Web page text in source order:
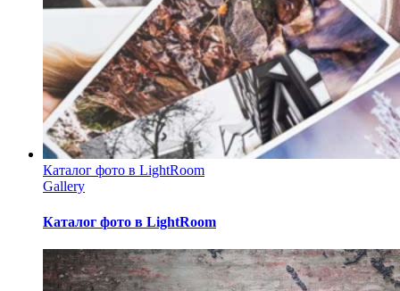
Каталог фото в LightRoom
Gallery
Каталог фото в LightRoom